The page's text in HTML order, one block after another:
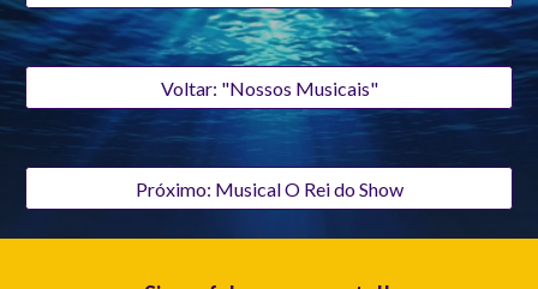
Voltar: "Nossos Musicais"
Próximo: Musical O Rei do Show